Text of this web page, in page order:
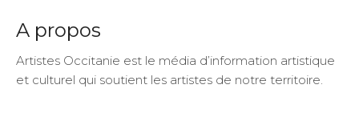
A propos
Artistes Occitanie est le média d’information artistique
et culturel qui soutient les artistes de notre territoire.